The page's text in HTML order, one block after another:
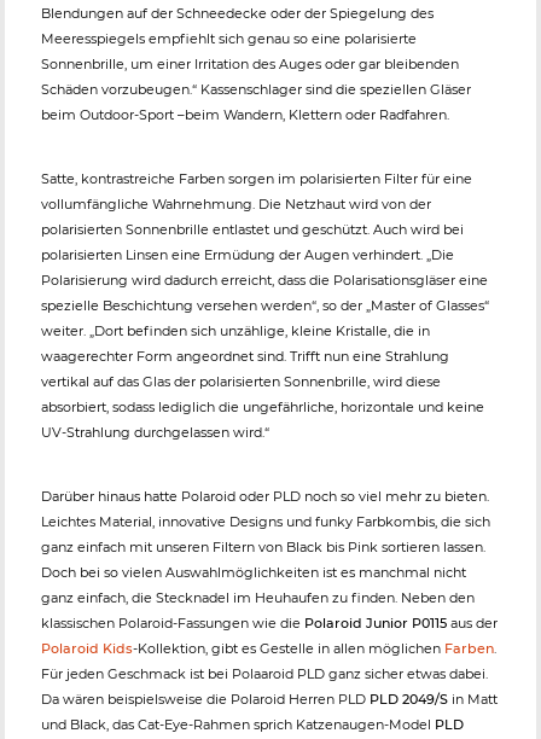
Blendungen auf der Schneedecke oder der Spiegelung des
Meeresspiegels empfiehlt sich genau so eine polarisierte
Sonnenbrille, um einer Irritation des Auges oder gar bleibenden
Schäden vorzubeugen.“ Kassenschlager sind die speziellen Gläser
beim Outdoor-Sport –beim Wandern, Klettern oder Radfahren.
Satte, kontrastreiche Farben sorgen im polarisierten Filter für eine
vollumfängliche Wahrnehmung. Die Netzhaut wird von der
polarisierten Sonnenbrille entlastet und geschützt. Auch wird bei
polarisierten Linsen eine Ermüdung der Augen verhindert. „Die
Polarisierung wird dadurch erreicht, dass die Polarisationsgläser eine
spezielle Beschichtung versehen werden“, so der „Master of Glasses“
weiter. „Dort befinden sich unzählige, kleine Kristalle, die in
waagerechter Form angeordnet sind. Trifft nun eine Strahlung
vertikal auf das Glas der polarisierten Sonnenbrille, wird diese
absorbiert, sodass lediglich die ungefährliche, horizontale und keine
UV-Strahlung durchgelassen wird.“
Darüber hinaus hatte Polaroid oder PLD noch so viel mehr zu bieten.
Leichtes Material, innovative Designs und funky Farbkombis, die sich
ganz einfach mit unseren Filtern von Black bis Pink sortieren lassen.
Doch bei so vielen Auswahlmöglichkeiten ist es manchmal nicht
ganz einfach, die Stecknadel im Heuhaufen zu finden. Neben den
klassischen Polaroid-Fassungen wie die Polaroid Junior P0115 aus der
Polaroid Kids-Kollektion, gibt es Gestelle in allen möglichen Farben.
Für jeden Geschmack ist bei Polaaroid PLD ganz sicher etwas dabei.
Da wären beispielsweise die Polaroid Herren PLD PLD 2049/S in Matt
und Black, das Cat-Eye-Rahmen sprich Katzenaugen-Model PLD